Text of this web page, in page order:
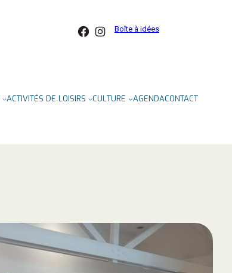
Facebook
Instagram
Boîte à idées
ACTIVITÉS DE LOISIRS CULTURE AGENDACONTACT